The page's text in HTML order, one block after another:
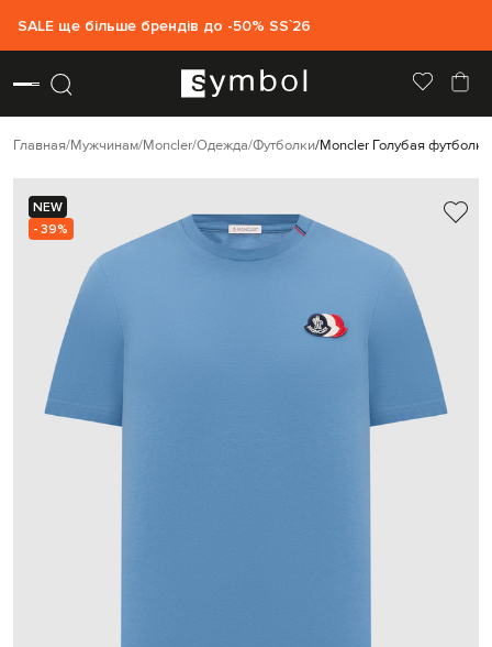
SALE ще більше брендів до -50% SS`26
Главная Мужчинам Moncler Одежда Футболки Moncler Голубая
NEW
- 39%